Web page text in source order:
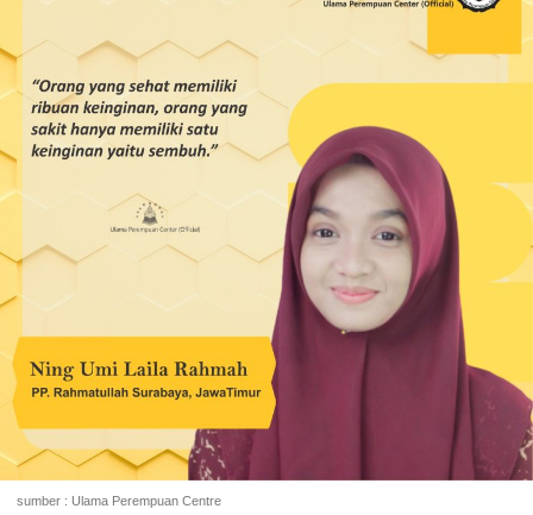
sumber : Ulama Perempuan Centre